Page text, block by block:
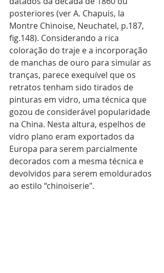
posteriores (ver A. Chapuis, la
Montre Chinoise, Neuchatel, p.187,
fig.148). Considerando a rica
coloração do traje e a incorporação
de manchas de ouro para simular as
tranças, parece exequível que os
retratos tenham sido tirados de
pinturas em vidro, uma técnica que
gozou de considerável popularidade
na China. Nesta altura, espelhos de
vidro plano eram exportados da
Europa para serem parcialmente
decorados com a mesma técnica e
devolvidos para serem emoldurados
ao estilo “chinoiserie".